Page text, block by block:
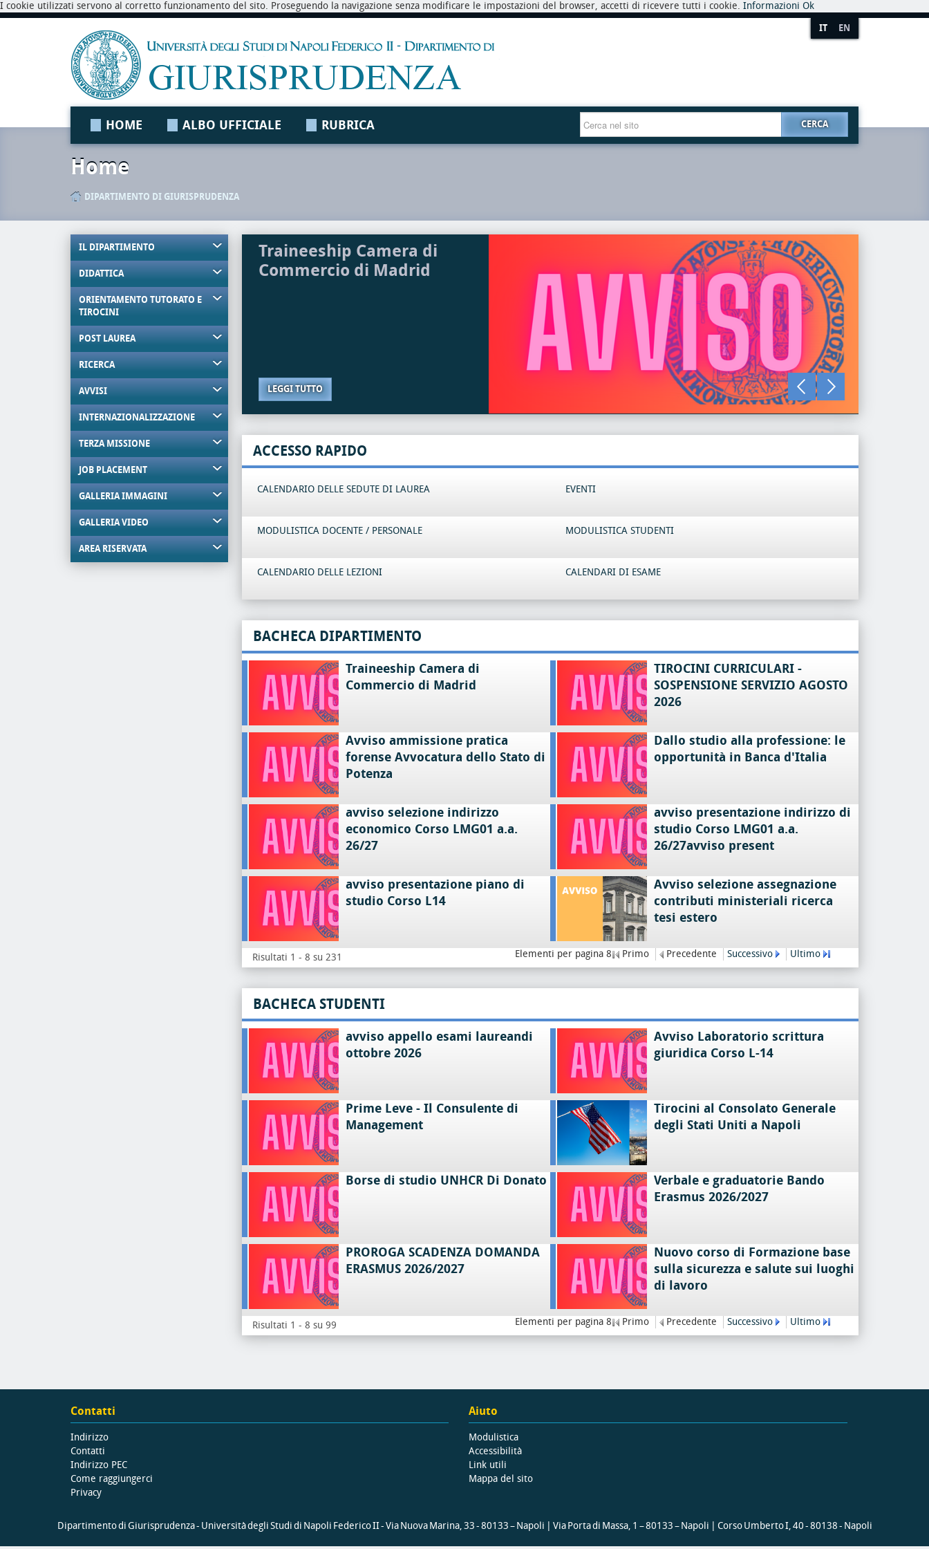
I cookie utilizzati servono al corretto funzionamento del sito. Proseguendo la navigazione senza modificare le impostazioni del browser, accetti di ricevere tutti i cookie. Informazioni Ok
IT EN
HOME ALBO UFFICIALE RUBRICA CERCA
Home
DIPARTIMENTO DI GIURISPRUDENZA
IL DIPARTIMENTO
DIDATTICA
ORIENTAMENTO TUTORATO E
TIROCINI
POST LAUREA
RICERCA
AVVISI
INTERNAZIONALIZZAZIONE
TERZA MISSIONE
JOB PLACEMENT
GALLERIA IMMAGINI
GALLERIA VIDEO
AREA RISERVATA
Traineeship Camera di
Commercio di Madrid
LEGGI TUTTO
ACCESSO RAPIDO
CALENDARIO DELLE SEDUTE DI LAUREA EVENTI
MODULISTICA DOCENTE / PERSONALE MODULISTICA STUDENTI
CALENDARIO DELLE LEZIONI CALENDARI DI ESAME
BACHECA DIPARTIMENTO
Traineeship Camera di
Commercio di Madrid
TIROCINI CURRICULARI -
SOSPENSIONE SERVIZIO AGOSTO
2026
Avviso ammissione pratica
forense Avvocatura dello Stato di
Potenza
Dallo studio alla professione: le
opportunità in Banca d'Italia
avviso selezione indirizzo
economico Corso LMG01 a.a.
26/27
avviso presentazione indirizzo di
studio Corso LMG01 a.a.
26/27avviso present
avviso presentazione piano di
studio Corso L14
Avviso selezione assegnazione
contributi ministeriali ricerca
tesi estero
Risultati 1 - 8 su 231 Elementi per pagina 8 Primo Precedente Successivo Ultimo
BACHECA STUDENTI
avviso appello esami laureandi
ottobre 2026
Avviso Laboratorio scrittura
giuridica Corso L-14
Prime Leve - Il Consulente di
Management
Tirocini al Consolato Generale
degli Stati Uniti a Napoli
Borse di studio UNHCR Di Donato
Verbale e graduatorie Bando
Erasmus 2026/2027
PROROGA SCADENZA DOMANDA
ERASMUS 2026/2027
Nuovo corso di Formazione base
sulla sicurezza e salute sui luoghi
di lavoro
Risultati 1 - 8 su 99 Elementi per pagina 8 Primo Precedente Successivo Ultimo
Contatti
Indirizzo
Contatti
Indirizzo PEC
Come raggiungerci
Privacy
Aiuto
Modulistica
Accessibilità
Link utili
Mappa del sito
Dipartimento di Giurisprudenza - Università degli Studi di Napoli Federico II - Via Nuova Marina, 33 - 80133 – Napoli | Via Porta di Massa, 1 – 80133 – Napoli | Corso Umberto I, 40 - 80138 - Napoli